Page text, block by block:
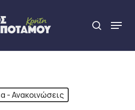
search
Menu
- Ανακοινώσεις
Close